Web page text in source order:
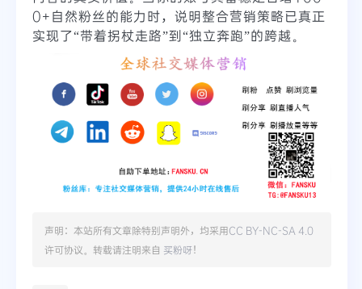
0+自然粉丝的能力时，说明整合营销策略已真正
实现了“带着拐杖走路”到“独立奔跑”的跨越。
声明：本站所有文章除特别声明外，均采用CC BY-NC-SA 4.0
许可协议。转载请注明来自 买粉呀！